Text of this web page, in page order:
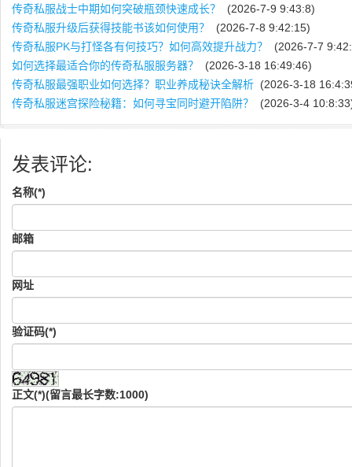
传奇私服战士中期如何突破瓶颈快速成长？
(2026-7-9 9:43:8)
传奇私服升级后获得技能书该如何使用？
(2026-7-8 9:42:15)
传奇私服PK与打怪各有何技巧？如何高效提升战力？
(2026-7-7
如何选择最适合你的传奇私服服务器？
(2026-3-18 16:49:46)
传奇私服最强职业如何选择？职业养成秘诀全解析 (2026-3-18
传奇私服迷宫探险秘籍：如何寻宝同时避开陷阱？
(2026-3-4
发表评论:
名称(*)
邮箱
网址
验证码(*)
正文(*)(留言最长字数:1000)